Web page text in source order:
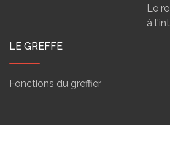
Le
à
LE GREFFE
Fonctions du greffier